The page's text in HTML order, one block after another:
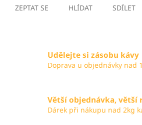
ZEPTAT SE HLÍDAT SDÍLET
Udělejte si zásobu kávy
Doprava u objednávky nad
Větší objednávka, větší
Dárek při nákupu nad 2kg